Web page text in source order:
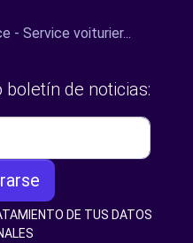
- Service voiturier...
de noticias:
DE TUS DATOS